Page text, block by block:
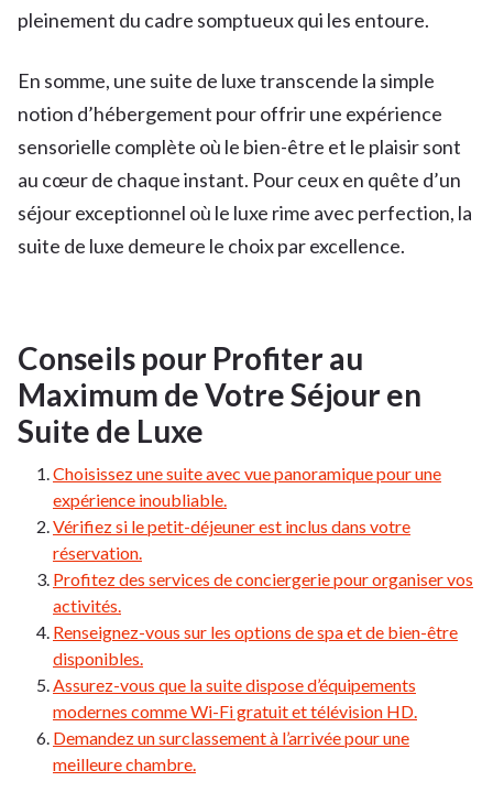
pleinement du cadre somptueux qui les entoure.
En somme, une suite de luxe transcende la simple
notion d’hébergement pour offrir une expérience
sensorielle complète où le bien-être et le plaisir sont
au cœur de chaque instant. Pour ceux en quête d’un
séjour exceptionnel où le luxe rime avec perfection, la
suite de luxe demeure le choix par excellence.
Conseils pour Profiter au
Maximum de Votre Séjour en
Suite de Luxe
Choisissez une suite avec vue panoramique pour une
expérience inoubliable.
Vérifiez si le petit-déjeuner est inclus dans votre
réservation.
Profitez des services de conciergerie pour organiser vos
activités.
Renseignez-vous sur les options de spa et de bien-être
disponibles.
Assurez-vous que la suite dispose d’équipements
modernes comme Wi-Fi gratuit et télévision HD.
Demandez un surclassement à l’arrivée pour une
meilleure chambre.